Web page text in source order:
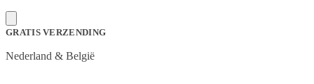
GRATIS VERZENDING
Nederland & België